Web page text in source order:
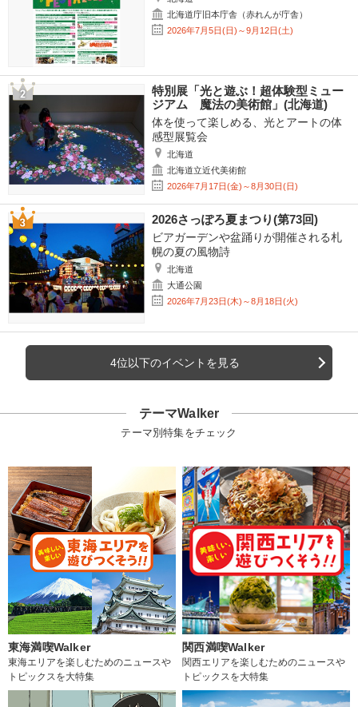
北海道庁旧本庁舎（赤れんが庁舎）
2026年7月5日(日)～9月12日(土)
特別展「光と遊ぶ！超体験型ミュー
ジアム 魔法の美術館」(北海道)
体を使って楽しめる、光とアートの体
感型展覧会
北海道
北海道立近代美術館
2026年7月17日(金)～8月30日(日)
2026さっぽろ夏まつり(第73回)
ビアガーデンや盆踊りが開催される札
幌の夏の風物詩
北海道
大通公園
2026年7月23日(木)～8月18日(火)
4位以下のイベントを見る
テーマWalker
テーマ別特集をチェック
東海満喫Walker
東海エリアを楽しむためのニュースや
トピックスを大特集
関西満喫Walker
関西エリアを楽しむためのニュースや
トピックスを大特集